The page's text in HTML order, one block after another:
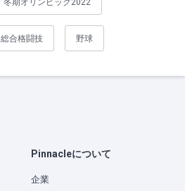
総合格闘技 野球
Pinnacleについて
企業